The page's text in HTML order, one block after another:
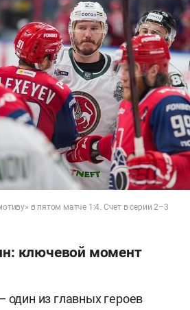
в пятом матче 1:4. Счет в серии 2–3
ключевой момент
один из главных героев